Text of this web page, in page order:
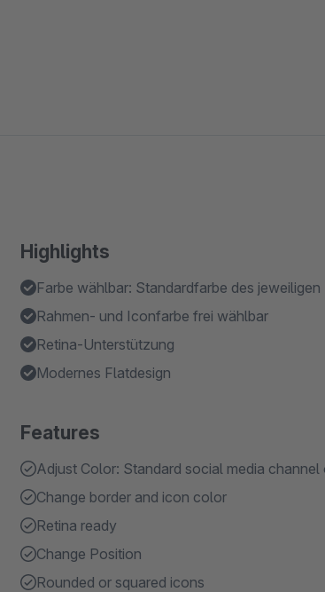
Highlights
Farbe wählbar: Standardfarbe des
Rahmen- und Iconfarbe frei wählbar
Retina-Unterstützung
Modernes Flatdesign
Features
Adjust Color: Standard social media channel
Change border and icon color
Retina ready
Change Position
Rounded or squared icons